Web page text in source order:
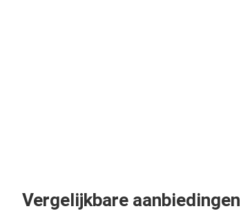
Vergelijkbare aanbiedingen